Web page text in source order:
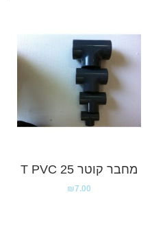
מחבר קוטר 25 T PVC
₪7.00